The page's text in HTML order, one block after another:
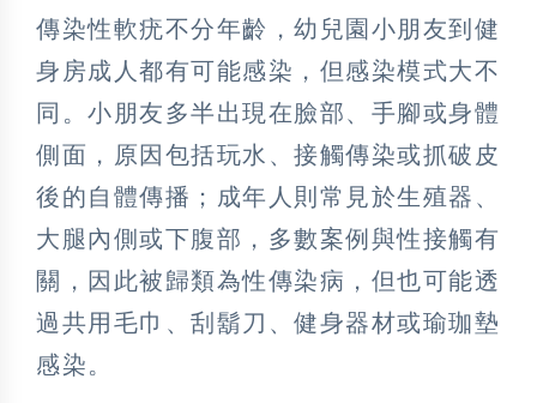
傳染性軟疣不分年齡，幼兒園小朋友到健
身房成人都有可能感染，但感染模式大不
同。小朋友多半出現在臉部、手腳或身體
側面，原因包括玩水、接觸傳染或抓破皮
後的自體傳播；成年人則常見於生殖器、
大腿內側或下腹部，多數案例與性接觸有
關，因此被歸類為性傳染病，但也可能透
過共用毛巾、刮鬍刀、健身器材或瑜珈墊
感染。